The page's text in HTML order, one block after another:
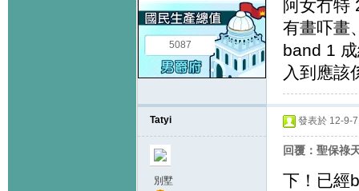
5087
阿女冇特
有畫吓畫
band 1
入到應該
Tatyi
別墅
發表於 12-9-
回覆：聖保祿
下！已經